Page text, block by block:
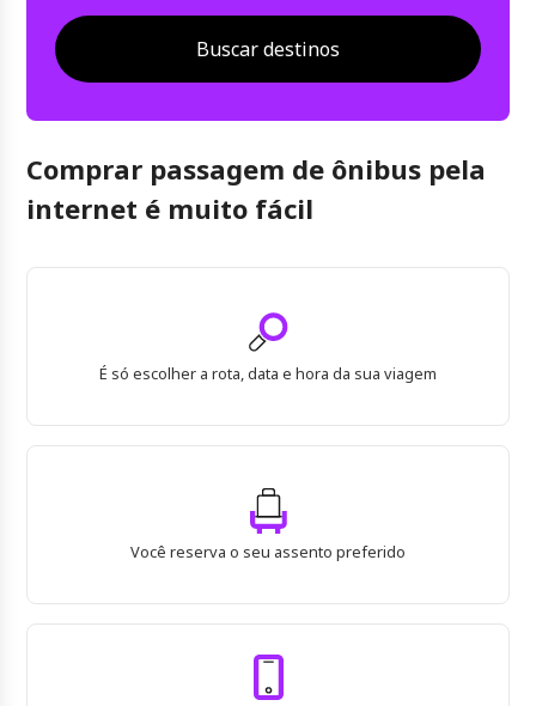
Buscar destinos
Comprar passagem de ônibus pela
internet é muito fácil
É só escolher a rota, data e hora da sua viagem
Você reserva o seu assento preferido